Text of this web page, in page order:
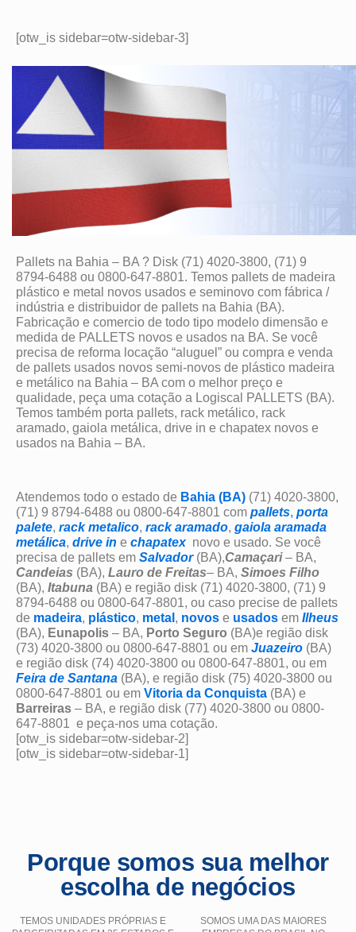
[otw_is sidebar=otw-sidebar-3]
Pallets na Bahia – BA ? Disk (71) 4020-3800, (71) 9
8794-6488 ou 0800-647-8801. Temos pallets de madeira
plástico e metal novos usados e seminovo com fábrica /
indústria e distribuidor de pallets na Bahia (BA).
Fabricação e comercio de todo tipo modelo dimensão e
medida de PALLETS novos e usados na BA. Se você
precisa de reforma locação “aluguel” ou compra e venda
de pallets usados novos semi-novos de plástico madeira
e metálico na Bahia – BA com o melhor preço e
qualidade, peça uma cotação a Logiscal PALLETS (BA).
Temos também porta pallets, rack metálico, rack
aramado, gaiola metálica, drive in e chapatex novos e
usados na Bahia – BA.
Atendemos todo o estado de Bahia (BA) (71) 4020-3800,
(71) 9 8794-6488 ou 0800-647-8801 com pallets, porta
palete, rack metalico, rack aramado, gaiola aramada
metálica, drive in e chapatexnovo e usado. Se você
precisa de pallets em Salvador(BA),Camaçari– BA,
Candeias (BA), Lauro de Freitas– BA, Simoes Filho
(BA), Itabuna (BA) e região disk (71) 4020-3800, (71) 9
8794-6488 ou 0800-647-8801, ou caso precise de pallets
de madeira, plástico, metal , novos e usados em Ilheus
(BA), Eunapolis – BA, Porto Seguro (BA)e região disk
(73) 4020-3800 ou 0800-647-8801 ou em Juazeiro (BA)
e região disk (74) 4020-3800 ou 0800-647-8801, ou em
Feira de Santana (BA), e região disk (75) 4020-3800 ou
0800-647-8801 ou em Vitoria da Conquista (BA) e
Barreiras – BA, e região disk (77) 4020-3800 ou 0800-
647-8801 e peça-nos uma cotação.
[otw_is sidebar=otw-sidebar-2]
[otw_is sidebar=otw-sidebar-1]
Porque somos sua melhor
escolha de negócios
TEMOS UNIDADES PRÓPRIAS E
SOMOS UMA DAS MAIORES